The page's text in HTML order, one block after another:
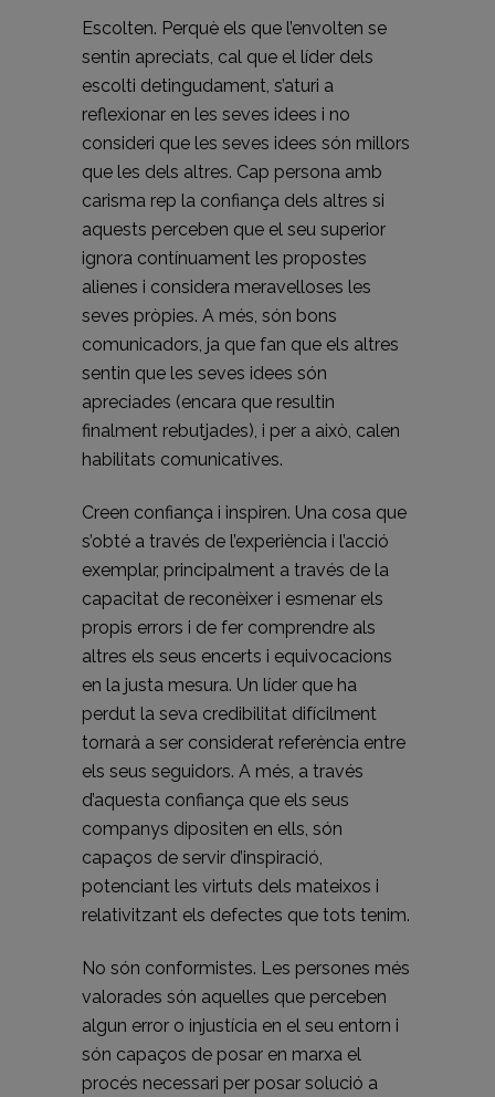
Escolten. Perquè els que l’envolten se
sentin apreciats, cal que el líder dels
escolti detingudament, s’aturi a
reflexionar en les seves idees i no
consideri que les seves idees són millors
que les dels altres. Cap persona amb
carisma rep la confiança dels altres si
aquests perceben que el seu superior
ignora contínuament les propostes
alienes i considera meravelloses les
seves pròpies. A més, són bons
comunicadors, ja que fan que els altres
sentin que les seves idees són
apreciades (encara que resultin
finalment rebutjades), i per a això, calen
habilitats comunicatives.
Creen confiança i inspiren. Una cosa que
s’obté a través de l’experiència i l’acció
exemplar, principalment a través de la
capacitat de reconèixer i esmenar els
propis errors i de fer comprendre als
altres els seus encerts i equivocacions
en la justa mesura. Un líder que ha
perdut la seva credibilitat difícilment
tornarà a ser considerat referència entre
els seus seguidors. A més, a través
d’aquesta confiança que els seus
companys dipositen en ells, són
capaços de servir d’inspiració,
potenciant les virtuts dels mateixos i
relativitzant els defectes que tots tenim.
No són conformistes. Les persones més
valorades són aquelles que perceben
algun error o injustícia en el seu entorn i
són capaços de posar en marxa el
procés necessari per posar solució a